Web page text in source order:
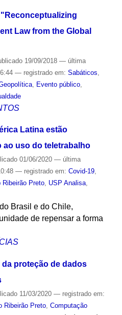
Law from the Global
19/09/2018 — última
— registrado em: Sabáticos
, Evento público,
Latina estão
ao uso do teletrabalho
01/06/2020 — última
— registrado em: Covid-19,
Ribeirão Preto, USP Analisa,
Brasil e do Chile,
de repensar a forma
da proteção de dados
11/03/2020 — registrado em:
Ribeirão Preto, Computação